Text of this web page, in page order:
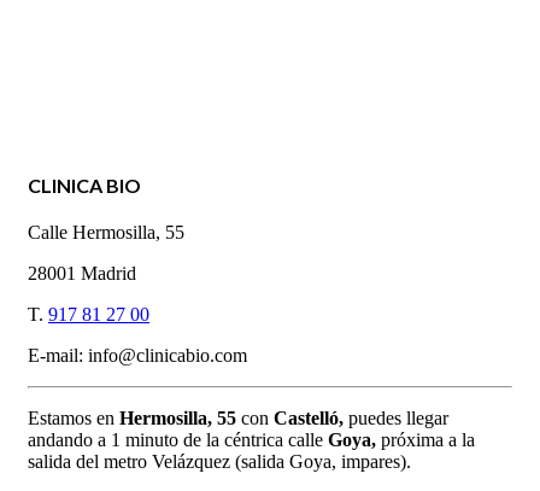
CLINICA BIO
Calle Hermosilla, 55
28001 Madrid
T. 917 81 27 00
E-mail: info@clinicabio.com
Estamos en Hermosilla, 55 con Castelló, puedes llegar
andando a 1 minuto de la céntrica calle Goya, próxima a la
salida del metro Velázquez (salida Goya, impares).